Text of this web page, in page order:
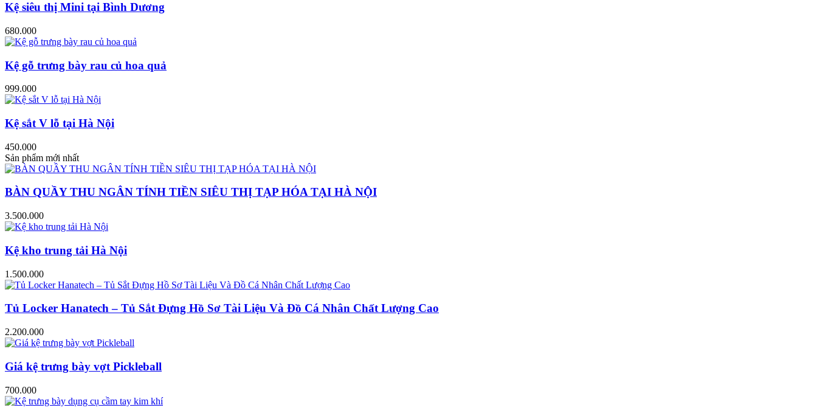
Kệ siêu thị Mini tại Bình Dương
680.000
Kệ gỗ trưng bày rau củ hoa quả
999.000
Kệ sắt V lỗ tại Hà Nội
450.000
Sản phẩm mới nhất
BÀN QUẦY THU NGÂN TÍNH TIỀN SIÊU THỊ TẠP HÓA TẠI HÀ NỘI
3.500.000
Kệ kho trung tải Hà Nội
1.500.000
Tủ Locker Hanatech – Tủ Sắt Đựng Hồ Sơ Tài Liệu Và Đồ Cá Nhân Chất Lượng Cao
2.200.000
Giá kệ trưng bày vợt Pickleball
700.000